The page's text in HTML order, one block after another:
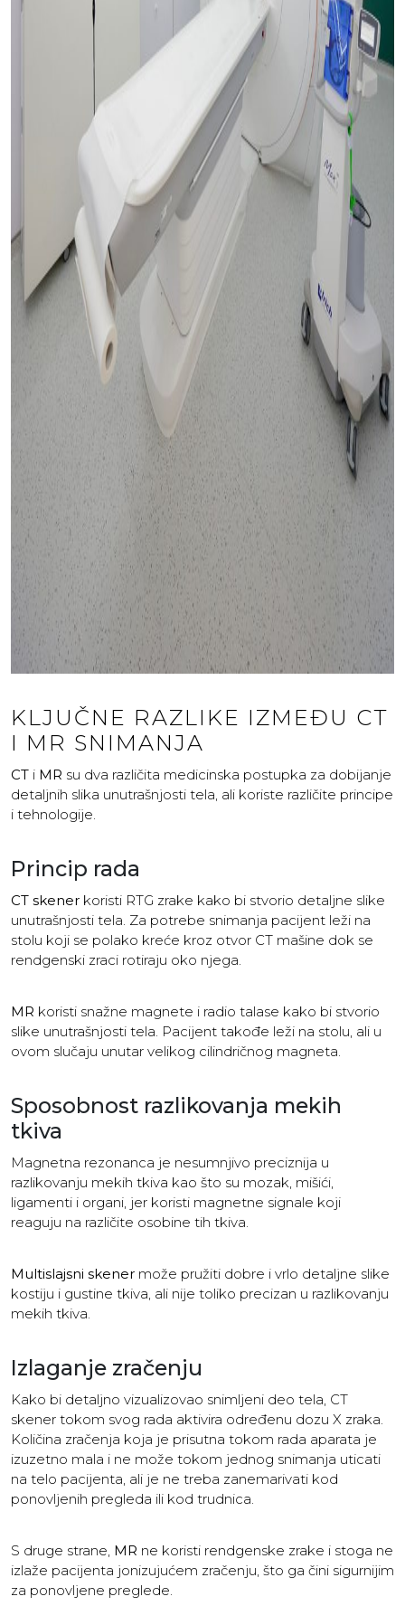
KLJUČNE RAZLIKE IZMEĐU CT
I MR SNIMANJA
CT i MR su dva različita medicinska postupka za dobijanje
detaljnih slika unutrašnjosti tela, ali koriste različite principe
i tehnologije.
Princip rada
CT skener koristi RTG zrake kako bi stvorio detaljne slike
unutrašnjosti tela. Za potrebe snimanja pacijent leži na
stolu koji se polako kreće kroz otvor CT mašine dok se
rendgenski zraci rotiraju oko njega.
MR koristi snažne magnete i radio talase kako bi stvorio
slike unutrašnjosti tela. Pacijent takođe leži na stolu, ali u
ovom slučaju unutar velikog cilindričnog magneta.
Sposobnost razlikovanja mekih
tkiva
Magnetna rezonanca je nesumnjivo preciznija u
razlikovanju mekih tkiva kao što su mozak, mišići,
ligamenti i organi, jer koristi magnetne signale koji
reaguju na različite osobine tih tkiva.
Multislajsni skener može pružiti dobre i vrlo detaljne slike
kostiju i gustine tkiva, ali nije toliko precizan u razlikovanju
mekih tkiva.
Izlaganje zračenju
Kako bi detaljno vizualizovao snimljeni deo tela, CT
skener tokom svog rada aktivira određenu dozu X zraka.
Količina zračenja koja je prisutna tokom rada aparata je
izuzetno mala i ne može tokom jednog snimanja uticati
na telo pacijenta, ali je ne treba zanemarivati kod
ponovljenih pregleda ili kod trudnica.
S druge strane, MR ne koristi rendgenske zrake i stoga ne
izlaže pacijenta jonizujućem zračenju, što ga čini sigurnijim
za ponovljene preglede.